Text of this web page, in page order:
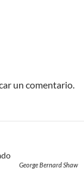
un comentario.
George Bernard Shaw